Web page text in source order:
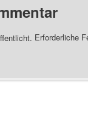
Erforderliche